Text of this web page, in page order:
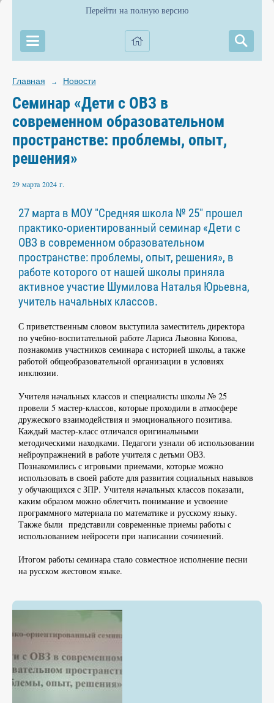
Перейти на полную версию
Главная → Новости
Семинар «Дети с ОВЗ в
современном образовательном
пространстве: проблемы, опыт,
решения»
29 марта 2024 г.
27 марта в МОУ "Средняя школа № 25" прошел
практико-ориентированный семинар «Дети с
ОВЗ в современном образовательном
пространстве: проблемы, опыт, решения», в
работе которого от нашей школы приняла
активное участие Шумилова Наталья Юрьевна,
учитель начальных классов.
С приветственным словом выступила заместитель директора
по учебно-воспитательной работе Лариса Львовна Копова,
познакомив участников семинара с историей школы, а также
работой общеобразовательной организации в условиях
инклюзии.
Учителя начальных классов и специалисты школы № 25
провели 5 мастер-классов, которые проходили в атмосфере
дружеского взаимодействия и эмоционального позитива.
Каждый мастер-класс отличался оригинальными
методическими находками. Педагоги узнали об использовании
нейроупражнений в работе учителя с детьми ОВЗ.
Познакомились с игровыми приемами, которые можно
использовать в своей работе для развития социальных навыков
у обучающихся с ЗПР. Учителя начальных классов показали,
каким образом можно облегчить понимание и усвоение
программного материала по математике и русскому языку.
Также были представили современные приемы работы с
использованием нейросети при написании сочинений.
Итогом работы семинара стало совместное исполнение песни
на русском жестовом языке.